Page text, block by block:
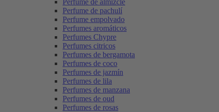
Perfume de almizcle
Perfume de pachulí
Perfume empolvado
Perfumes aromáticos
Perfumes Chypre
Perfumes citricos
Perfumes de bergamota
Perfumes de coco
Perfumes de jazmín
Perfumes de lila
Perfumes de manzana
Perfumes de oud
Perfumes de rosas